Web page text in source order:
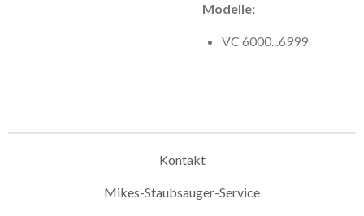
Modelle:
VC 6000...6999
Kontakt
Mikes-Staubsauger-Service